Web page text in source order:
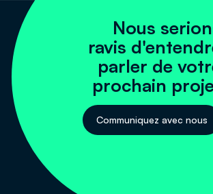
Nous
ravis
parler de
prochain
Communiquez avec nous